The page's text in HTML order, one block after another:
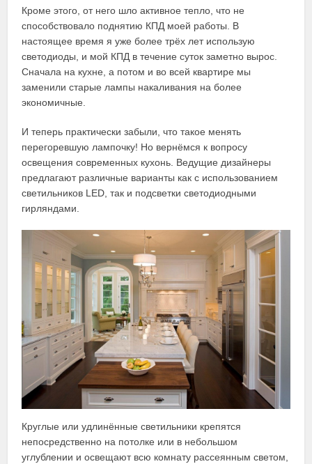
Кроме этого, от него шло активное тепло, что не
способствовало поднятию КПД моей работы. В
настоящее время я уже более трёх лет использую
светодиоды, и мой КПД в течение суток заметно вырос.
Сначала на кухне, а потом и во всей квартире мы
заменили старые лампы накаливания на более
экономичные.
И теперь практически забыли, что такое менять
перегоревшую лампочку! Но вернёмся к вопросу
освещения современных кухонь. Ведущие дизайнеры
предлагают различные варианты как с использованием
светильников LED, так и подсветки светодиодными
гирляндами.
Круглые или удлинённые светильники крепятся
непосредственно на потолке или в небольшом
углублении и освещают всю комнату рассеянным светом,